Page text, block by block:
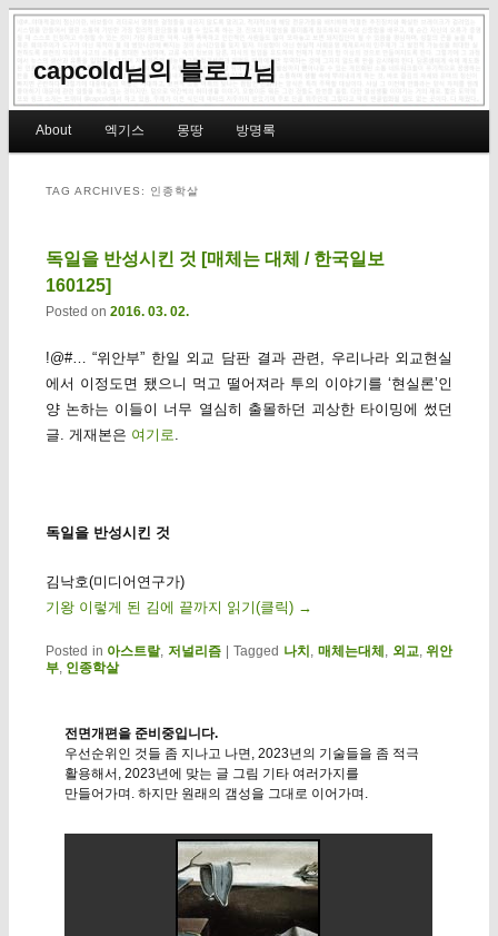
capcold님의 블로그님
Skip to primary content
Skip to secondary content
About 엑기스 몽땅 방명록
TAG ARCHIVES: 인종학살
독일을 반성시킨 것 [매체는 대체 / 한국일보
160125]
Posted on 2016. 03. 02.
!@#… “위안부” 한일 외교 담판 결과 관련, 우리나라 외교현실
에서 이정도면 됐으니 먹고 떨어져라 투의 이야기를 ‘현실론’인
양 논하는 이들이 너무 열심히 출몰하던 괴상한 타이밍에 썼던
글. 게재본은 여기로
독일을 반성시킨 것
김낙호(미디어연구가)
기왕 이렇게 된 김에 끝까지 읽기(클릭) →
Posted in 아스트랄,저널리즘 Tagged 나치 , 매체는대체 , 외교,위안
부, 인종학살
전면개편을 준비중입니다.
우선순위인 것들 좀 지나고 나면, 2023년의 기술들을 좀 적극
활용해서, 2023년에 맞는 글 그림 기타 여러가지를
만들어가며. 하지만 원래의 갬성을 그대로 이어가며.